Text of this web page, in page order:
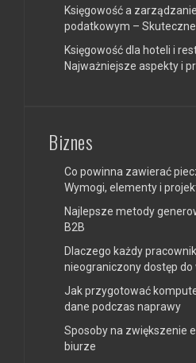
Księgowość a
podatkowym –
Księgowość dla hoteli i
Najważniejsze aspekty i
Biznes
Co powinna zawierać
Wymogi, elementy i
Najlepsze metody
B2B
Dlaczego każdy
nieograniczony dostęp do
Jak przygotować
dane podczas naprawy
Sposoby na zwiększenie
biurze